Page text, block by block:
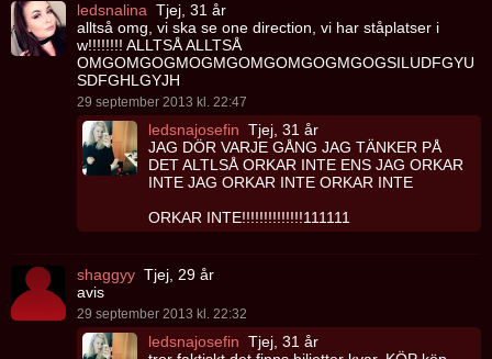
ledsnalina Tjej, 31 år
alltså omg, vi ska se one direction, vi har ståplatser i
w!!!!!!!! ALLTSÅ ALLTSÅ
OMGOMGOGMOGMGOMGOMGOGMGOGSILUDFGYU
SDFGHLGYJH
29 september 2013 kl. 22:47
ledsnajosefin Tjej, 31 år
JAG DÖR VARJE GÅNG JAG TÄNKER PÅ
DET ALTLSÅ ORKAR INTE ENS JAG ORKAR
INTE JAG ORKAR INTE ORKAR INTE
ORKAR INTE!!!!!!!!!!!!!!111111
shaggyy Tjej, 29 år
avis
29 september 2013 kl. 22:32
ledsnajosefin Tjej, 31 år